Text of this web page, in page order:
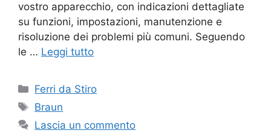
vostro apparecchio, con indicazioni dettagliate
su funzioni, impostazioni, manutenzione e
risoluzione dei problemi più comuni. Seguendo
le … Leggi tutto
Categorie
Ferri da Stiro
Tag
Braun
Lascia un commento